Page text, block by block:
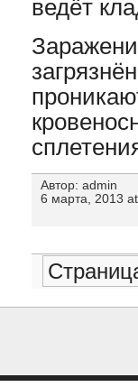
ведёт
Автор: admin
6 марта, 2013